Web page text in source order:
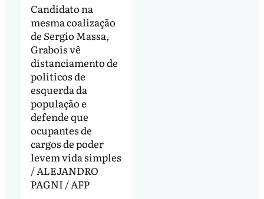
Candidato na
mesma coalização
de Sergio Massa,
Grabois vê
distanciamento de
políticos de
esquerda da
população e
defende que
ocupantes de
cargos de poder
levem vida simples
/ ALEJANDRO
PAGNI / AFP